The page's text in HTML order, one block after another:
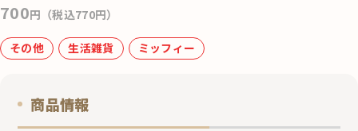
k
700円（税込770円）
その他 生活雑貨 ミッフィー
商品情報